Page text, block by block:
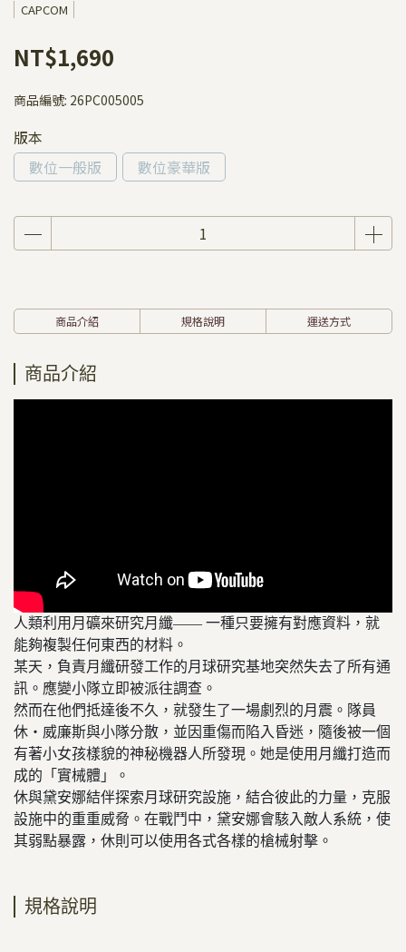
CAPCOM
NT$1,690
商品編號: 26PC005005
版本
數位一般版
數位豪華版
商品介紹 規格說明 運送方式
商品介紹
人類利用月礦來研究月纖—— 一種只要擁有對應資料，就
能夠複製任何東西的材料。
某天，負責月纖研發工作的月球研究基地突然失去了所有通
訊。應變小隊立即被派往調查。
然而在他們抵達後不久，就發生了一場劇烈的月震。隊員
休‧威廉斯與小隊分散，並因重傷而陷入昏迷，隨後被一個
有著小女孩樣貌的神秘機器人所發現。她是使用月纖打造而
成的「實械體」。
休與黛安娜結伴探索月球研究設施，結合彼此的力量，克服
設施中的重重威脅。在戰鬥中，黛安娜會駭入敵人系統，使
其弱點暴露，休則可以使用各式各樣的槍械射擊。
規格說明